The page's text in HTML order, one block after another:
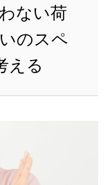
ない荷
のスペ
える